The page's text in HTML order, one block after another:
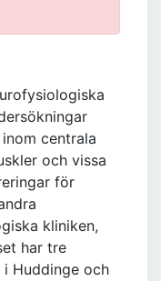
centrala
och vissa
för
kliniken,
har tre
i Huddinge och